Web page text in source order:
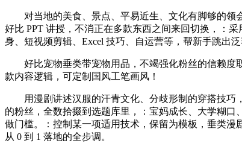
对当地的美食、景点、平易近生、文化有脚够的领会
好比 PPT 讲授，不消正在多款东西之间来回切换，：
身、短视频剪辑、Excel 技巧、自运营等，帮新手跳出
好比宠物垂类带宠物用品，不竭强化粉丝的信赖度
款内容逻辑，可定制国风工笔画风！
用漫剧讲述汉服的汗青文化、分歧形制的穿搭技巧
的粉丝，全数拾掇到选题库里，：宝妈成长、大学糊
做门槛。：控制某一项适用技术，保留为模板，垂类
从 0 到 1 落地的全步调。